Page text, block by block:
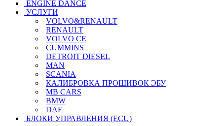
ENGINE DANCE
УСЛУГИ
VOLVO&RENAULT
RENAULT
VOLVO CE
CUMMINS
DETROIT DIESEL
MAN
SCANIA
КАЛИБРОВКА ПРОШИВОК ЭБУ
MB CARS
BMW
DAF
БЛОКИ УПРАВЛЕНИЯ (ECU)